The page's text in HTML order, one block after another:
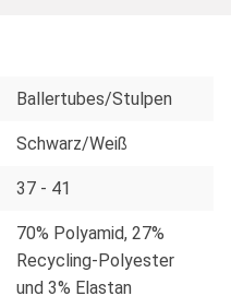
Ballertubes/Stulpen
Schwarz/Weiß
37 - 41
70% Polyamid, 27%
Recycling-Polyester
und 3% Elastan